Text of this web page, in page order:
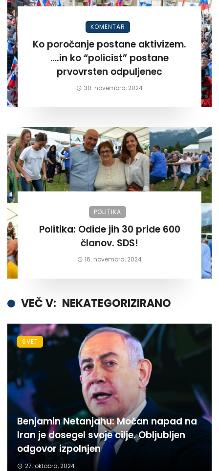
KOMENTAR
Ko poročanje postane aktivizem.
….in ko “policist” postane
prvovrsten odpuljenec
30. novembra, 2024
POLITIKA
Politika: Odide jih 30 pride 600
članov. SDS!
16. novembra, 2024
VEČ V: NEKATEGORIZIRANO
Benjamin Netanjahu: Močan napad na
Iran je dosegel svoje cilje. Obljubljen
odgovor izpolnjen
27. oktobra, 2024
SVET